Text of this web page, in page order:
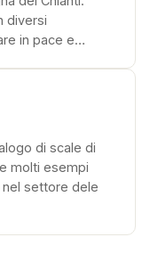
diversi
in pace e…
di scale di
molti esempi
nel settore dele